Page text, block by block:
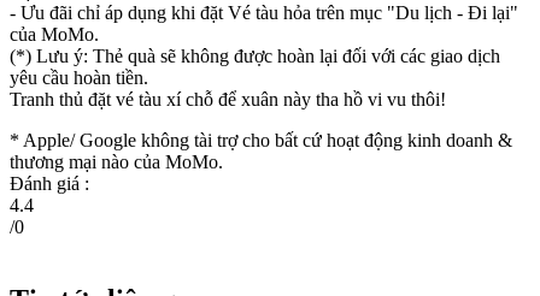
- Ưu đãi chỉ áp dụng khi đặt Vé tàu hỏa trên mục "Du lịch - Đi lại"
của MoMo.
(*) Lưu ý: Thẻ quà sẽ không được hoàn lại đối với các giao dịch
yêu cầu hoàn tiền.
Tranh thủ đặt vé tàu xí chỗ để xuân này tha hồ vi vu thôi!
* Apple/ Google không tài trợ cho bất cứ hoạt động kinh doanh &
thương mại nào của MoMo.
Đánh giá :
4.4
/0